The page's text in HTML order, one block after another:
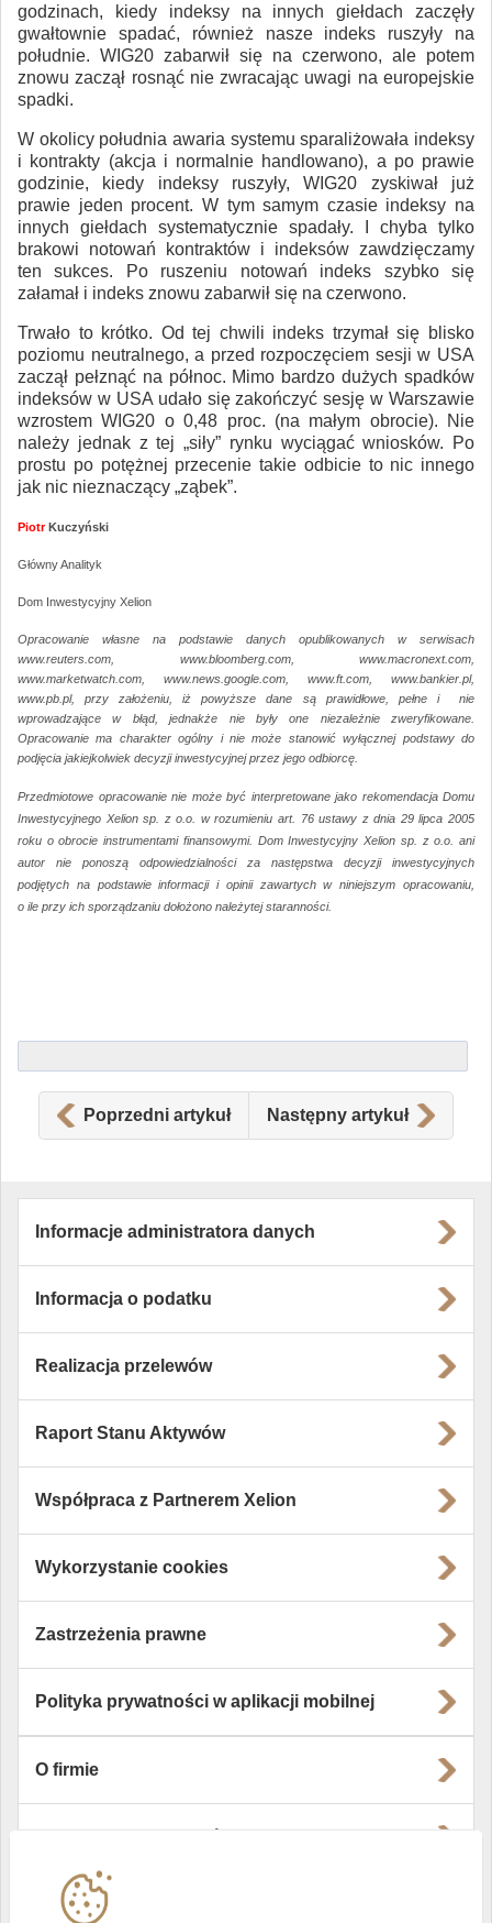
godzinach, kiedy indeksy na innych giełdach zaczęły
gwałtownie spadać, również nasze indeks ruszyły na
południe. WIG20 zabarwił się na czerwono, ale potem
znowu zaczął rosnąć nie zwracając uwagi na europejskie
spadki.
W okolicy południa awaria systemu sparaliżowała indeksy
i kontrakty (akcja i normalnie handlowano), a po prawie
godzinie, kiedy indeksy ruszyły, WIG20 zyskiwał już
prawie jeden procent. W tym samym czasie indeksy na
innych giełdach systematycznie spadały. I chyba tylko
brakowi notowań kontraktów i indeksów zawdzięczamy
ten sukces. Po ruszeniu notowań indeks szybko się
załamał i indeks znowu zabarwił się na czerwono.
Trwało to krótko. Od tej chwili indeks trzymał się blisko
poziomu neutralnego, a przed rozpoczęciem sesji w USA
zaczął pełznąć na północ. Mimo bardzo dużych spadków
indeksów w USA udało się zakończyć sesję w Warszawie
wzrostem WIG20 o 0,48 proc. (na małym obrocie). Nie
należy jednak z tej „siły” rynku wyciągać wniosków. Po
prostu po potężnej przecenie takie odbicie to nic innego
jak nic nieznaczący „ząbek”.
PiotrKuczyński
Główny Analityk
Dom Inwestycyjny Xelion
Opracowanie własne na podstawie danych opublikowanych w serwisach
www.reuters.com, www.bloomberg.com, www.macronext.com,
www.marketwatch.com, www.news.google.com, www.ft.com, www.bankier.pl,
www.pb.pl, przy założeniu, iż powyższe dane są prawidłowe, pełne i nie
wprowadzające w błąd, jednakże nie były one niezależnie zweryfikowane.
Opracowanie ma charakter ogólny i nie może stanowić wyłącznej podstawy do
podjęcia jakiejkolwiek decyzji inwestycyjnej przez jego odbiorcę.
Przedmiotowe opracowanie nie może być interpretowane jako rekomendacja Domu
Inwestycyjnego Xelion sp. z o.o. w rozumieniu art. 76 ustawy z dnia 29 lipca 2005
roku o obrocie instrumentami finansowymi. Dom Inwestycyjny Xelion sp. z o.o. ani
autor nie ponoszą odpowiedzialności za następstwa decyzji inwestycyjnych
podjętych na podstawie informacji i opinii zawartych w niniejszym opracowaniu,
o ile przy ich sporządzaniu dołożono należytej staranności.
Poprzedni artykuł Następny artykuł
Informacje administratora danych
Informacja o podatku
Realizacja przelewów
Raport Stanu Aktywów
Współpraca z Partnerem Xelion
Wykorzystanie cookies
Zastrzeżenia prawne
Polityka prywatności w aplikacji mobilnej
O firmie
Instytucje współpracujące